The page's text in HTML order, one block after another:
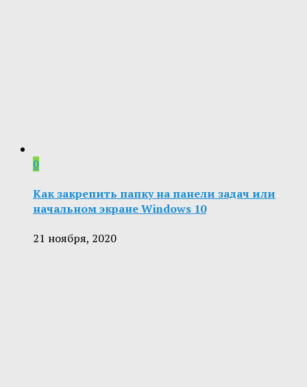
0
Как закрепить папку на панели задач или
начальном экране Windows 10
21 ноября, 2020